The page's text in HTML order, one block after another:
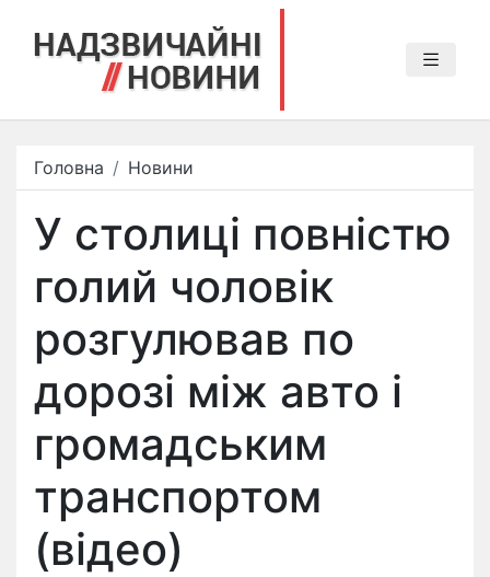
Головна Новини
У столиці повністю
голий чоловік
розгулював по
дорозі між авто і
громадським
транспортом
(відео)